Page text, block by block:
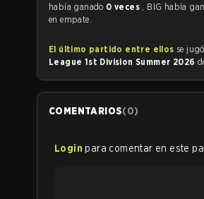
había ganado 0 veces , BIG había
en empate.
El último partido entre ellos se
League 1st Division Summer 2026
COMENTARIOS(0)
Login para comentar en este